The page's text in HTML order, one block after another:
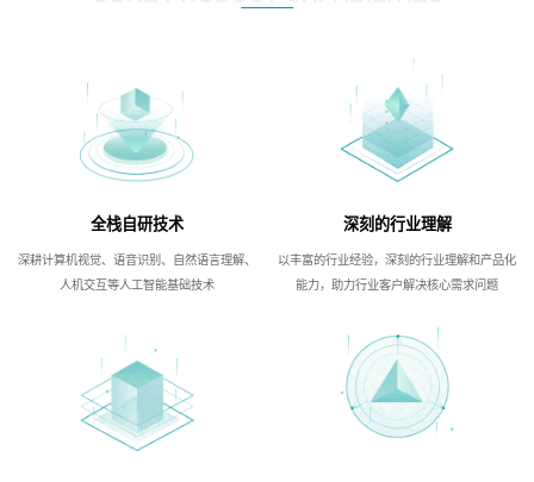
全栈自研技术
深耕计算机视觉、语音识别、自然语言理解、
人机交互等人工智能基础技术
深刻的行业理解
以丰富的行业经验，深刻的行业理解和产品化
能力，助力行业客户解决核心需求问题